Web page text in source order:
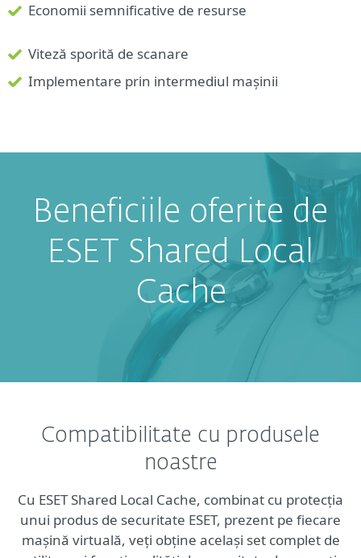
Economii semnificative de resurse
Viteză sporită de scanare
Implementare prin intermediul mașinii
Beneficiile oferite de
ESET Shared Local
Cache
Compatibilitate cu produsele
noastre
Cu ESET Shared Local Cache, combinat cu protecția
unui produs de securitate ESET, prezent pe fiecare
mașină virtuală, veți obține același set complet de